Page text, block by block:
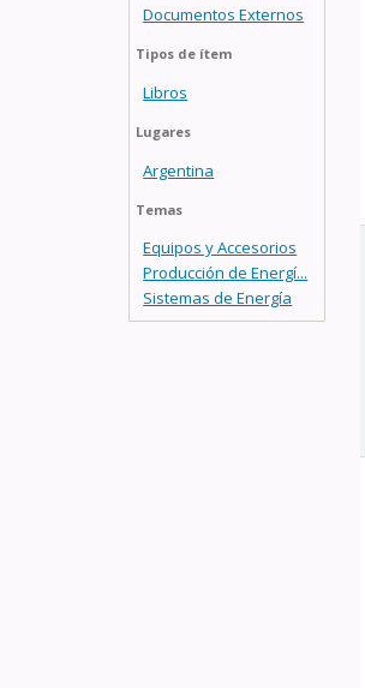
Documentos Externos
Tipos de ítem
Libros
Lugares
Argentina
Temas
Equipos y Accesorios
Producción de Energí...
Sistemas de Energía